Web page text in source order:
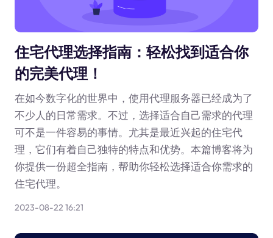
住宅代理选择指南：轻松找到适合你
的完美代理！
在如今数字化的世界中，使用代理服务器已经成为了
不少人的日常需求。不过，选择适合自己需求的代理
可不是一件容易的事情。尤其是最近兴起的住宅代
理，它们有着自己独特的特点和优势。本篇博客将为
你提供一份超全指南，帮助你轻松选择适合你需求的
住宅代理。
2023-08-22 16:21